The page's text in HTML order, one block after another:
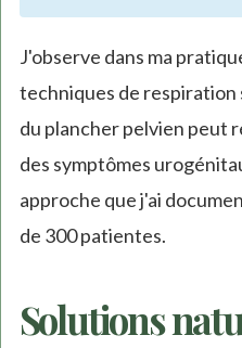
J'observe dans ma
techniques de
du plancher pelvien peut
des symptômes
approche que j'ai
de 300 patientes.
Solutions